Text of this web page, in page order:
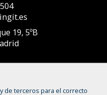
19, 5ºB
de terceros para el correcto